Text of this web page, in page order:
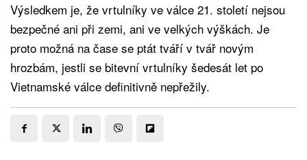
Výsledkem je, že vrtulníky ve válce 21. století nejsou
bezpečné ani při zemi, ani ve velkých výškách. Je
proto možná na čase se ptát tváří v tvář novým
hrozbám, jestli se bitevní vrtulníky šedesát let po
Vietnamské válce definitivně nepřežily.